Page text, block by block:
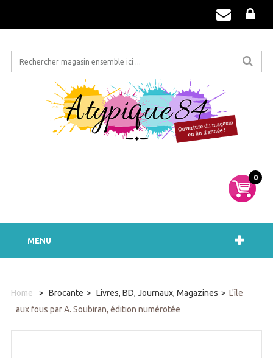
0
MENU
Home > Brocante > Livres, BD, Journaux, Magazines > L'île
aux fous par A. Soubiran, édition numérotée